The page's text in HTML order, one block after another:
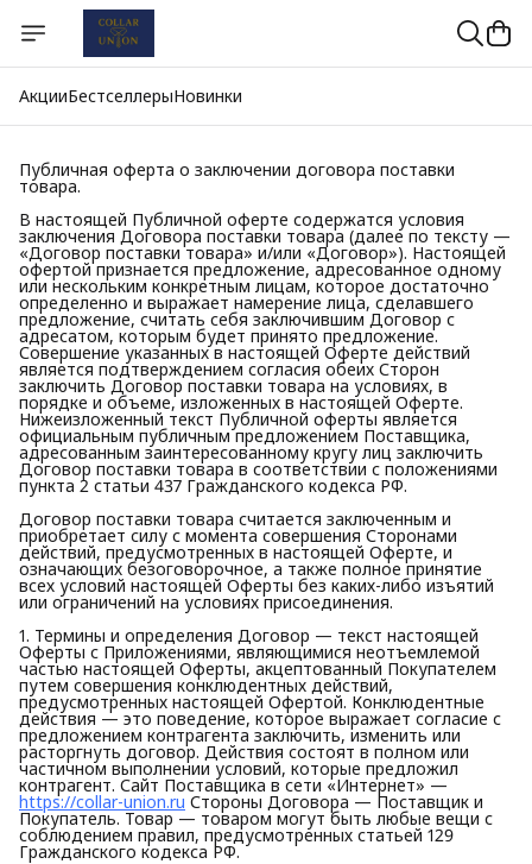
АкцииБестселлерыНовинки
Публичная оферта о заключении договора поставки
товара.
В настоящей Публичной оферте содержатся условия
заключения Договора поставки товара (далее по тексту —
«Договор поставки товара» и/или «Договор»). Настоящей
офертой признается предложение, адресованное одному
или нескольким конкретным лицам, которое достаточно
определенно и выражает намерение лица, сделавшего
предложение, считать себя заключившим Договор с
адресатом, которым будет принято предложение.
Совершение указанных в настоящей Оферте действий
является подтверждением согласия обеих Сторон
заключить Договор поставки товара на условиях, в
порядке и объеме, изложенных в настоящей Оферте.
Нижеизложенный текст Публичной оферты является
официальным публичным предложением Поставщика,
адресованным заинтересованному кругу лиц заключить
Договор поставки товара в соответствии с положениями
пункта 2 статьи 437 Гражданского кодекса РФ.
Договор поставки товара считается заключенным и
приобретает силу с момента совершения Сторонами
действий, предусмотренных в настоящей Оферте, и
означающих безоговорочное, а также полное принятие
всех условий настоящей Оферты без каких-либо изъятий
или ограничений на условиях присоединения.
1. Термины и определения Договор — текст настоящей
Оферты с Приложениями, являющимися неотъемлемой
частью настоящей Оферты, акцептованный Покупателем
путем совершения конклюдентных действий,
предусмотренных настоящей Офертой. Конклюдентные
действия — это поведение, которое выражает согласие с
предложением контрагента заключить, изменить или
расторгнуть договор. Действия состоят в полном или
частичном выполнении условий, которые предложил
контрагент. Сайт Поставщика в сети «Интернет» —
https://collar-union.ru Стороны Договора — Поставщик и
Покупатель. Товар — товаром могут быть любые вещи с
соблюдением правил, предусмотренных статьей 129
Гражданского кодекса РФ.